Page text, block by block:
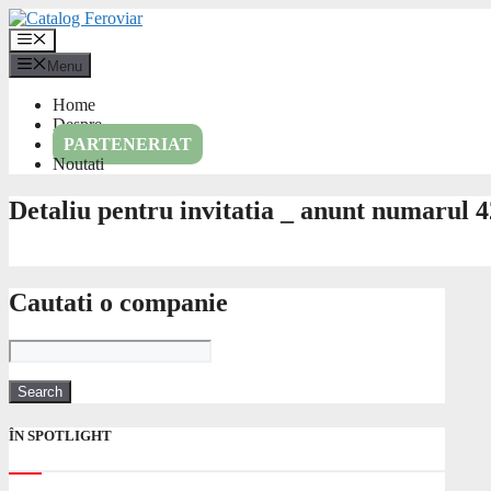
Skip
to
content
Menu
Menu
Home
Despre
PARTENERIAT
Noutati
Detaliu pentru invitatia _ anunt numarul
Cautati o companie
ÎN SPOTLIGHT